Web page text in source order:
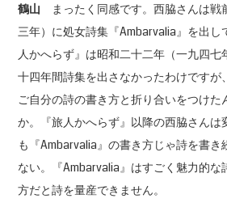
鶴山 まったく同感です。西脇さんは戦
三年）に処女詩集『Ambarvalia』を出し
人かへらず』は昭和二十二年（一九四七
十四年間詩集を出さなかったわけですが
ご自分の詩の書き方と折り合いをつけた
か。『旅人かへらず』以降の西脇さんは
も『Ambarvalia』の書き方じゃ詩を書き
ない。『Ambarvalia』はすごく魅力的な
方だと詩を量産できません。